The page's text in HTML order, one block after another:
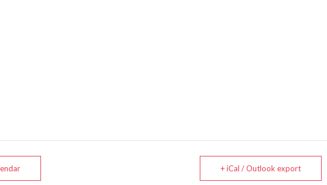
+ iCal / Outlook export